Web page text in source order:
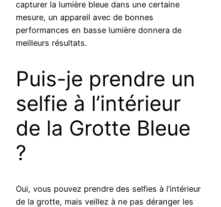
capturer la lumière bleue dans une certaine
mesure, un appareil avec de bonnes
performances en basse lumière donnera de
meilleurs résultats.
Puis-je prendre un
selfie à l’intérieur
de la Grotte Bleue
?
Oui, vous pouvez prendre des selfies à l’intérieur
de la grotte, mais veillez à ne pas déranger les